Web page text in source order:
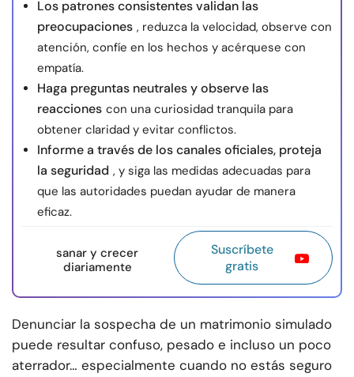
Los patrones consistentes validan las
preocupaciones , reduzca la velocidad, observe con
atención, confíe en los hechos y acérquese con
empatía.
Haga preguntas neutrales y observe las
reacciones con una curiosidad tranquila para
obtener claridad y evitar conflictos.
Informe a través de los canales oficiales, proteja
la seguridad , y siga las medidas adecuadas para
que las autoridades puedan ayudar de manera
eficaz.
sanar y crecer
diariamente
Suscríbete
gratis
Denunciar la sospecha de un matrimonio simulado
puede resultar confuso, pesado e incluso un poco
aterrador… especialmente cuando no estás seguro